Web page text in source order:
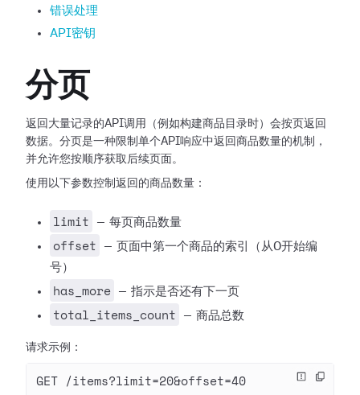
错误处理
API密钥
分页
返回大量记录的API调用（例如构建商品目录时）会按页返回
数据。分页是一种限制单个API响应中返回商品数量的机制，
并允许您按顺序获取后续页面。
使用以下参数控制返回的商品数量：
limit — 每页商品数量
offset
— 页面中第一个商品的索引（从0开始编
号）
has_more — 指示是否还有下一页
total_items_count — 商品总数
请求示例：
GET /items?limit=20&offset=40